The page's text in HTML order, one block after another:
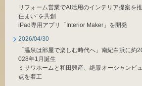
リフォーム営業でAI活用のインテリア提案を
住まい”を共創
iPad専用アプリ「Interior Maker」を開発
2026/04/30
「温泉は部屋で楽しむ時代へ」南紀白浜に約
028年1月誕生
ミサワホームと和田興産、絶景オーシャンビ
点を着工